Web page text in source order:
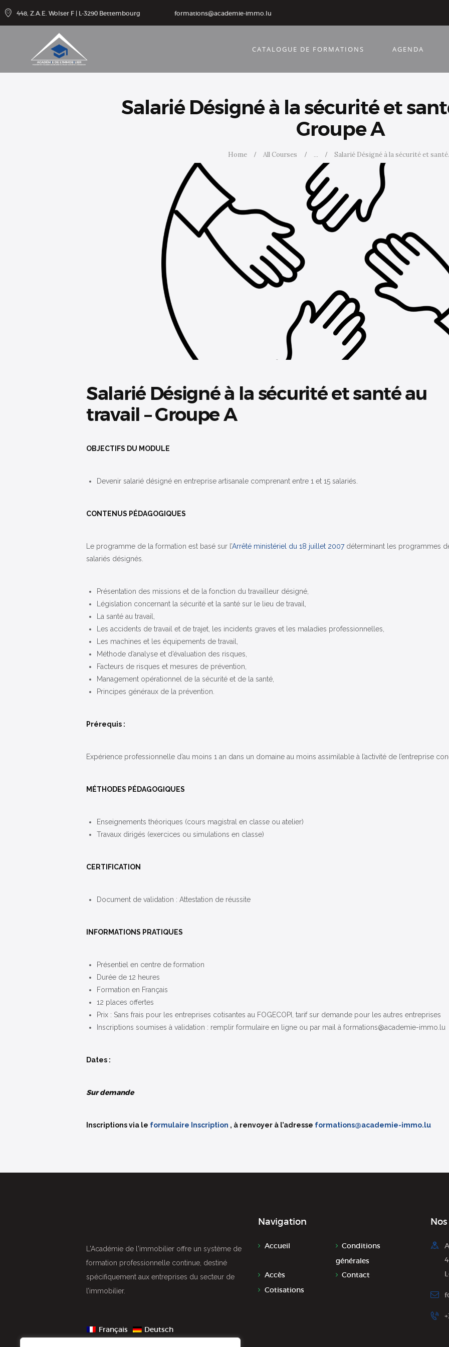
448, Z.A.E. Wolser F | L-3290 Bettembourg formations@academie-immo.lu
CATALOGUE DE FORMATIONS AGENDA
Salarié Désigné à la sécurité et
Groupe A
Home All Courses ... Salarié Désigné à la sécurité et
Catalogu
e de
formatio
ns
Salarié Désigné à la sécurité et santé au
travail – Groupe A
OBJECTIFS DU MODULE
Devenir salarié désigné en entreprise artisanale comprenant entre 1 et 15 salariés.
CONTENUS PÉDAGOGIQUES
Le programme de la formation est basé sur l’Arrêté ministériel du 18 juillet 2007déterminant les programmes
salariés désignés.
Présentation des missions et de la fonction du travailleur désigné,
Législation concernant la sécurité et la santé sur le lieu de travail,
La santé au travail,
Les accidents de travail et de trajet, les incidents graves et les maladies professionnelles,
Les machines et les équipements de travail,
Méthode d’analyse et d’évaluation des risques,
Facteurs de risques et mesures de prévention,
Management opérationnel de la sécurité et de la santé,
Principes généraux de la prévention.
Prérequis :
Expérience professionnelle d’au moins 1 an dans un domaine au moins assimilable à l’activité de l’entreprise
MÉTHODES PÉDAGOGIQUES
Enseignements théoriques (cours magistral en classe ou atelier)
Travaux dirigés (exercices ou simulations en classe)
CERTIFICATION
Document de validation : Attestation de réussite
INFORMATIONS PRATIQUES
Présentiel en centre de formation
Durée de 12 heures
Formation en Français
12 places offertes
Prix : Sans frais pour les entreprises cotisantes au FOGECOPI, tarif sur demande pour les autres entreprises
Inscriptions soumises à validation : remplir formulaire en ligne ou par mail à formations@academie-immo.lu
Dates :
Sur demande
Inscriptions via le formulaire Inscription , à renvoyer à l’adresse formations@academie-immo.lu
L'Académie de l'immobilier offre un système de
formation professionnelle continue, destiné
spécifiquement aux entreprises du secteur de
l’immobilier.
Français Deutsch
Navigation
Accueil
Conditions
générales
Accès
Contact
Cotisations